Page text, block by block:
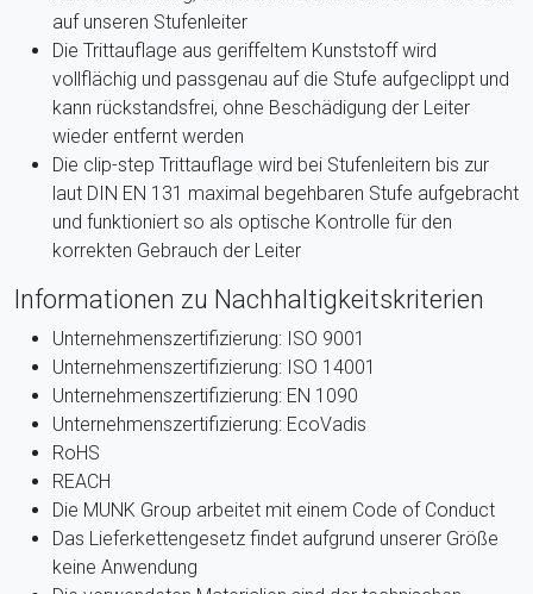
auf unseren Stufenleiter
Die Trittauflage aus geriffeltem Kunststoff wird
vollflächig und passgenau auf die Stufe aufgeclippt und
kann rückstandsfrei, ohne Beschädigung der Leiter
wieder entfernt werden
Die clip-step Trittauflage wird bei Stufenleitern bis zur
laut DIN EN 131 maximal begehbaren Stufe aufgebracht
und funktioniert so als optische Kontrolle für den
korrekten Gebrauch der Leiter
Informationen zu Nachhaltigkeitskriterien
Unternehmenszertifizierung: ISO 9001
Unternehmenszertifizierung: ISO 14001
Unternehmenszertifizierung: EN 1090
Unternehmenszertifizierung: EcoVadis
RoHS
REACH
Die MUNK Group arbeitet mit einem Code of Conduct
Das Lieferkettengesetz findet aufgrund unserer Größe
keine Anwendung